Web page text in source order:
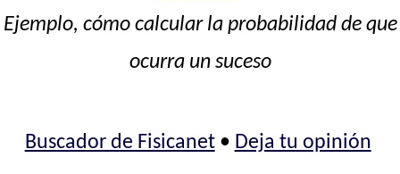
Ejemplo, cómo calcular la probabilidad de que
ocurra un suceso
Buscador de Fisicanet• Deja tu opinión